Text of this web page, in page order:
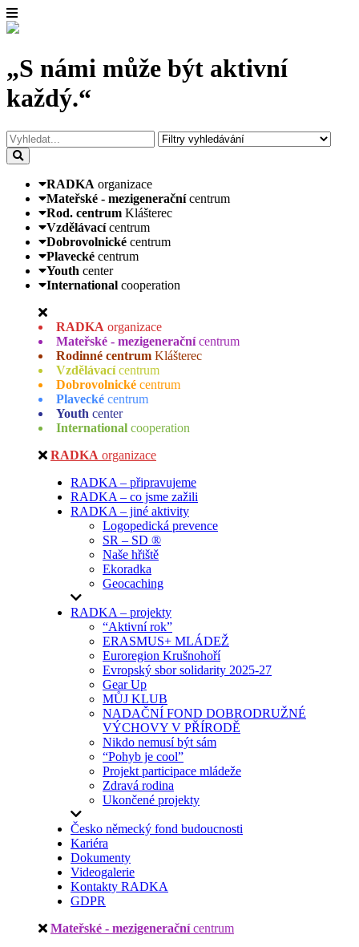
„S námi může být aktivní
každý.“
RADKA organizace
Mateřské - mezigenerační centrum
Rod. centrum Klášterec
Vzdělávací centrum
Dobrovolnické centrum
Plavecké centrum
Youth center
International cooperation
RADKA organizace
Mateřské - mezigenerační centrum
Rodinné centrum Klášterec
Vzdělávací centrum
Dobrovolnické centrum
Plavecké centrum
Youth center
International cooperation
RADKA organizace
RADKA – připravujeme
RADKA – co jsme zažili
RADKA – jiné aktivity
Logopedická prevence
SR – SD ®
Naše hřiště
Ekoradka
Geocaching
RADKA – projekty
“Aktivní rok”
ERASMUS+ MLÁDEŽ
Euroregion Krušnohoří
Evropský sbor solidarity 2025-27
Gear Up
MŮJ KLUB
NADAČNÍ FOND DOBRODRUŽNÉ
VÝCHOVY V PŘÍRODĚ
Nikdo nemusí být sám
“Pohyb je cool”
Projekt participace mládeže
Zdravá rodina
Ukončené projekty
Česko německý fond budoucnosti
Kariéra
Dokumenty
Videogalerie
Kontakty RADKA
GDPR
Mateřské - mezigenerační centrum